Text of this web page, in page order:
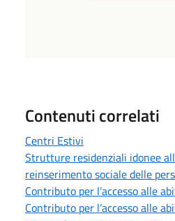
Contenuti correlati
Centri Estivi
Strutture residenziali idonee
reinserimento sociale delle
Contributo per l’accesso alle
Contributo per l’accesso alle